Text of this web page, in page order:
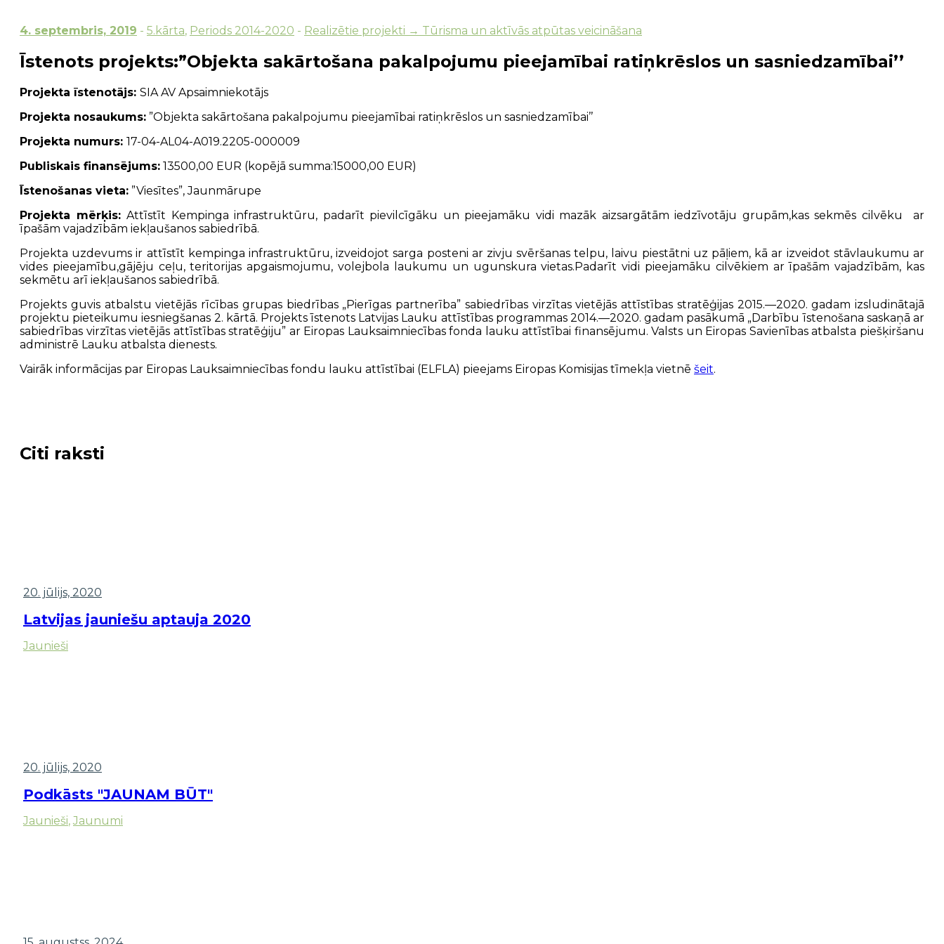
4. septembris, 2019 - 5.kārta, Periods 2014-2020 - Realizētie projekti → Tūrisma un aktīvās atpūtas veicināšana
Īstenots projekts:”Objekta sakārtošana pakalpojumu pieejamībai ratiņkrēslos un sasniedzamībai’’
Projekta īstenotājs: SIA AV Apsaimniekotājs
Projekta nosaukums: ”Objekta sakārtošana pakalpojumu pieejamībai ratiņkrēslos un sasniedzamībai’’
Projekta numurs: 17-04-AL04-A019.2205-000009
Publiskais finansējums: 13500,00 EUR (kopējā summa:15000,00 EUR)
Īstenošanas vieta: ”Viesītes”, Jaunmārupe
Projekta mērķis:Attīstīt Kempinga infrastruktūru, padarīt pievilcīgāku un pieejamāku vidi mazāk aizsargātām iedzīvotāju grupām,kas sekmēs cilvēku ar
īpašām vajadzībām iekļaušanos sabiedrībā.
Projekta uzdevums ir attīstīt kempinga infrastruktūru, izveidojot sarga posteni ar zivju svēršanas telpu, laivu piestātni uz pāļiem, kā ar izveidot stāvlaukumu ar
vides pieejamību,gājēju ceļu, teritorijas apgaismojumu, volejbola laukumu un ugunskura vietas.Padarīt vidi pieejamāku cilvēkiem ar īpašām vajadzībām, kas
sekmētu arī iekļaušanos sabiedrībā.
Projekts guvis atbalstu vietējās rīcības grupas biedrības „Pierīgas partnerība” sabiedrības virzītas vietējās attīstības stratēģijas 2015.—2020. gadam izsludinātajā
projektu pieteikumu iesniegšanas 2. kārtā. Projekts īstenots Latvijas Lauku attīstības programmas 2014.—2020. gadam pasākumā „Darbību īstenošana saskaņā ar
sabiedrības virzītas vietējās attīstības stratēģiju” ar Eiropas Lauksaimniecības fonda lauku attīstībai finansējumu. Valsts un Eiropas Savienības atbalsta piešķiršanu
administrē Lauku atbalsta dienests.
Vairāk informācijas par Eiropas Lauksaimniecības fondu lauku attīstībai (ELFLA) pieejams Eiropas Komisijas tīmekļa vietnē šeit.
Citi raksti
20. jūlijs, 2020
Latvijas jauniešu aptauja 2020
Jaunieši
20. jūlijs, 2020
Podkāsts "JAUNAM BŪT"
Jaunieši, Jaunumi